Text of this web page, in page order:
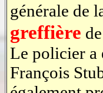
générale de
greffière
Le policier a
François